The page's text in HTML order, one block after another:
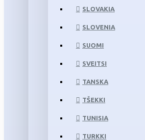
SLOVAKIA
SLOVENIA
SUOMI
SVEITSI
TANSKA
TŠEKKI
TUNISIA
TURKKI